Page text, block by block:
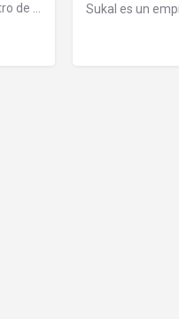
El hospedaje se encuentra a 3 cuadras del centro de El Bolsón y de la Plaza Pagano. Cuenta con habitaciones…